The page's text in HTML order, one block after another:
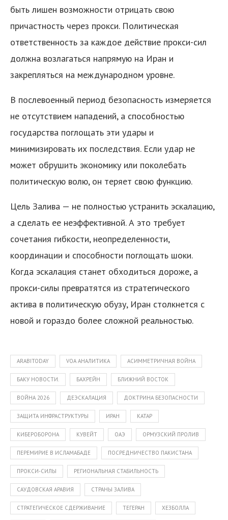
быть лишен возможности отрицать свою
причастность через прокси. Политическая
ответственность за каждое действие прокси-сил
должна возлагаться напрямую на Иран и
закрепляться на международном уровне.
В послевоенный период безопасность измеряется
не отсутствием нападений, а способностью
государства поглощать эти удары и
минимизировать их последствия. Если удар не
может обрушить экономику или поколебать
политическую волю, он теряет свою функцию.
Цель Залива — не полностью устранить эскалацию,
а сделать ее неэффективной. А это требует
сочетания гибкости, неопределенности,
координации и способности поглощать шоки.
Когда эскалация станет обходиться дороже, а
прокси-силы превратятся из стратегического
актива в политическую обузу, Иран столкнется с
новой и гораздо более сложной реальностью.
ARABITODAY VOA АНАЛИТИКА АСИММЕТРИЧНАЯ ВОЙНА
БАКУ НОВОСТИ. БАХРЕЙН БЛИЖНИЙ ВОСТОК
ВОЙНА 2026 ДЕЭСКАЛАЦИЯ ДОКТРИНА БЕЗОПАСНОСТИ
ЗАЩИТА ИНФРАСТРУКТУРЫ ИРАН КАТАР
КИБЕРОБОРОНА КУВЕЙТ ОАЭ ОРМУЗСКИЙ ПРОЛИВ
ПЕРЕМИРИЕ В ИСЛАМАБАДЕ ПОСРЕДНИЧЕСТВО ПАКИСТАНА
ПРОКСИ-СИЛЫ РЕГИОНАЛЬНАЯ СТАБИЛЬНОСТЬ
САУДОВСКАЯ АРАВИЯ СТРАНЫ ЗАЛИВА
СТРАТЕГИЧЕСКОЕ СДЕРЖИВАНИЕ ТЕГЕРАН ХЕЗБОЛЛА